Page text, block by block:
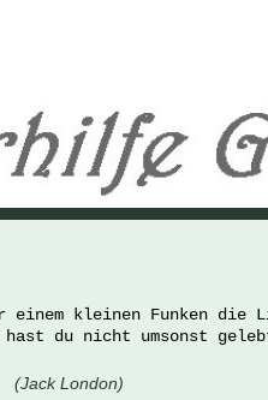
kleinen Funken die
hast du nicht umsonst
(Jack London)